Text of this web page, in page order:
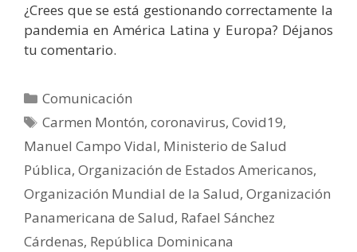
¿Crees que se está gestionando correctamente la
pandemia en América Latina y Europa? Déjanos
tu comentario.
Categorías
Comunicación
Etiquetas
Carmen Montón,coronavirus,Covid19,
Manuel Campo Vidal, Ministerio de Salud
Pública, Organización de Estados Americanos,
Organización Mundial de la Salud, Organización
Panamericana de Salud, Rafael Sánchez
Cárdenas, República Dominicana